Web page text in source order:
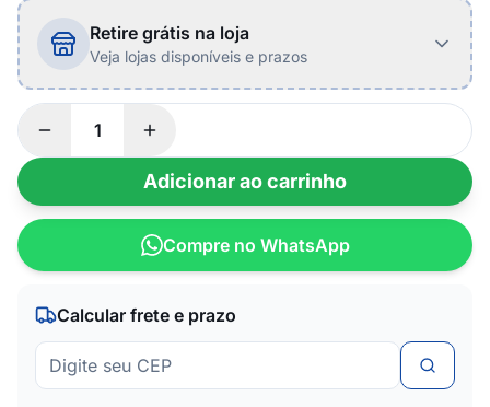
Retire grátis na loja
Veja lojas disponíveis e prazos
Adicionar ao carrinho
Compre no WhatsApp
Calcular frete e prazo